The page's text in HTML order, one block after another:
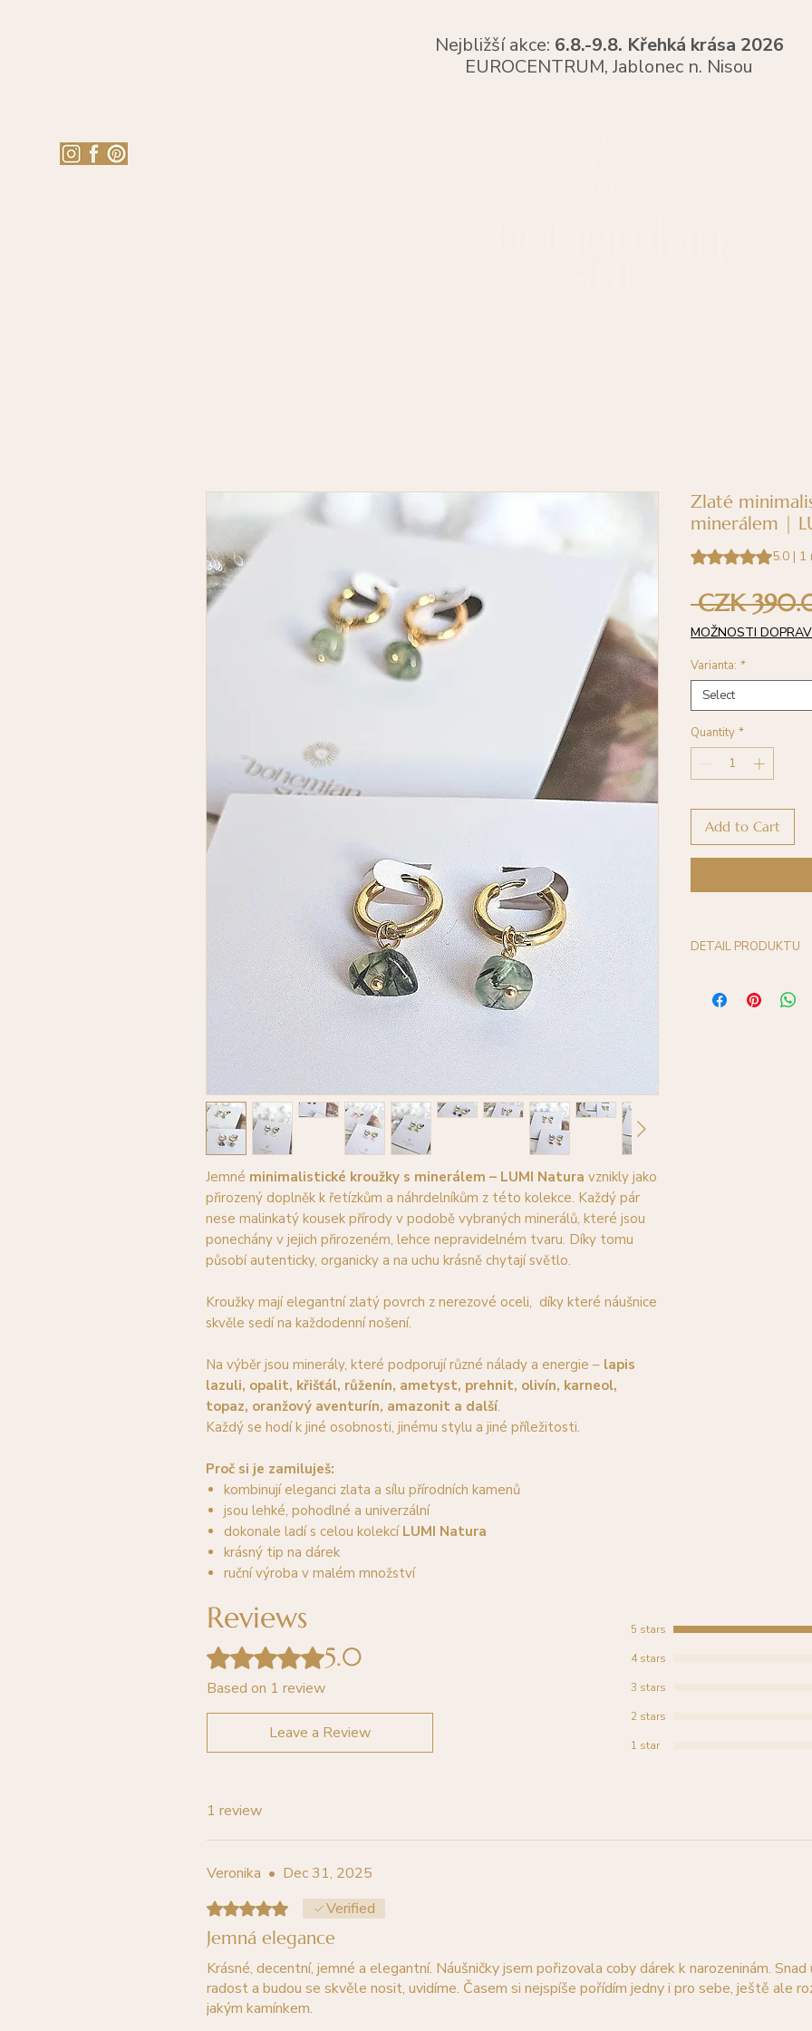
Nejbližší akce: 6.8.-9.8. Křehká krása 2026
EUROCENTRUM, Jablonec n. Nisou
Jemné minimalistické kroužky s minerálem – LUMI Natura vznikly jako
přirozený doplněk k řetízkům a náhrdelníkům z této kolekce. Každý pár
nese malinkatý kousek přírody v podobě vybraných minerálů, které jsou
ponechány v jejich přirozeném, lehce nepravidelném tvaru. Díky tomu
působí autenticky, organicky a na uchu krásně chytají světlo.
Kroužky mají elegantní zlatý povrch z nerezové oceli, díky které náušnice
skvěle sedí na každodenní nošení.
Na výběr jsou minerály, které podporují různé nálady a energie – lapis
lazuli, opalit, křišťál, růženín, ametyst, prehnit, olivín, karneol,
topaz, oranžový aventurín, amazonit a další.
Každý se hodí k jiné osobnosti, jinému stylu a jiné příležitosti.
Proč si je zamiluješ:
kombinují eleganci zlata a sílu přírodních kamenů
jsou lehké, pohodlné a univerzální
dokonale ladí s celou kolekcí LUMI Natura
krásný tip na dárek
ruční výroba v malém množství
Zlaté
minerálem |
Rating is 5.0 out of
5.0 | 1
CZK
MOŽNOSTI
Varianta: *
Select
Quantity *
Add to Cart
DETAIL PRODUKTU
chirurgická ocel
Reviews
Rated 5 out of 5 stars.5.0
Based on 1 review
Leave a Review
5 stars
4 stars
3 stars
2 stars
1 star
1 review
Veronika • Dec 31, 2025
Rated 5 out of 5 stars.Verified
Jemná elegance
Krásné, decentní, jemné a elegantní. Náušničky jsem pořizovala coby dárek k narozeninám.
radost a budou se skvěle nosit, uvidíme. Časem si nejspíše pořídím jedny i pro sebe, ještě ale
jakým kamínkem.